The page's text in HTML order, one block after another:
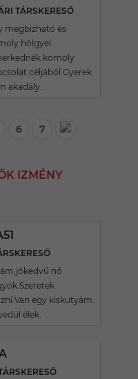
TÁRSKERESŐ
megbizható és
hölgyel
komoly
céljából.Gyerek
akadály.
6 7
IZMÉNY
nő
egy kiskutyám.
élek.